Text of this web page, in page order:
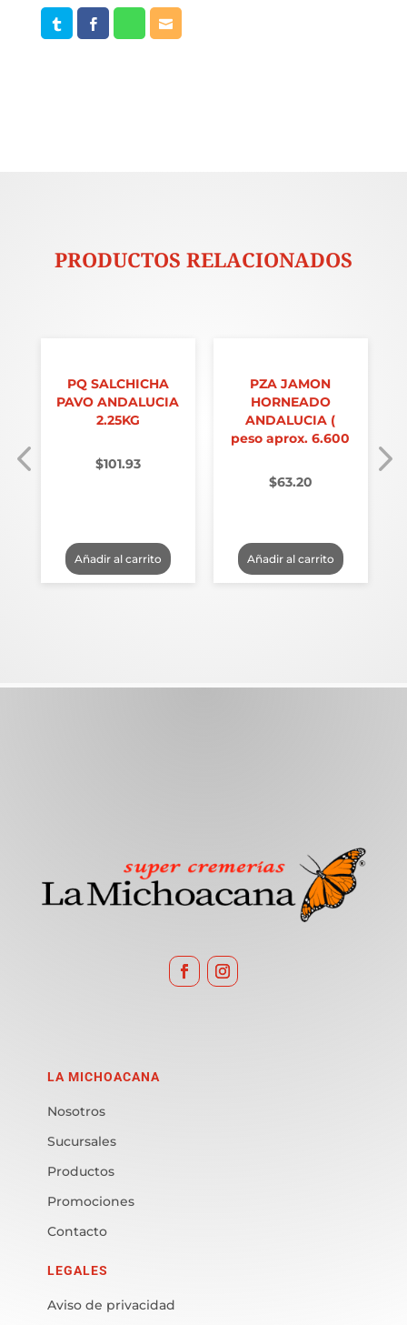
5.4
Kg)
PRODUCTOS RELACIONADOS
PQ SALCHICHA
PAVO ANDALUCIA
2.25KG
$101.93
Añadir al carrito
PZA JAMON
HORNEADO
ANDALUCIA (
peso aprox. 6.600
$63.20
Añadir al carrito
LA MICHOACANA
Nosotros
Sucursales
Productos
Promociones
Contacto
LEGALES
Aviso de privacidad